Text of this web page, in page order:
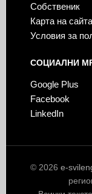
Собственик
Карта на сайта
Условия за
СОЦИАЛНИ
Google Plus
Facebook
LinkedIn
© 2026e-